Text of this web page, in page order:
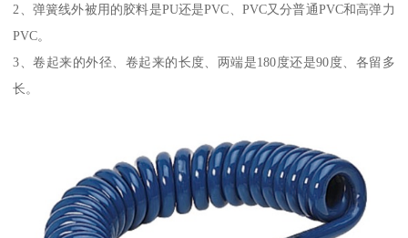
2、弹簧线外被用的胶料是PU还是PVC、PVC又分普通PVC和高弹力
PVC。
3、卷起来的外径、卷起来的长度、两端是180度还是90度、各留多
长。